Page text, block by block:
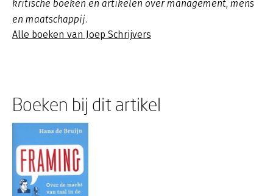
kritische boeken en artikelen over management, mens
en maatschappij.
Alle boeken van Joep Schrijvers
Boeken bij dit artikel